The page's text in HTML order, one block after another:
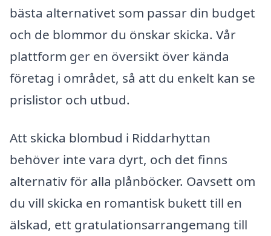
bästa alternativet som passar din budget
och de blommor du önskar skicka. Vår
plattform ger en översikt över kända
företag i området, så att du enkelt kan se
prislistor och utbud.
Att skicka blombud i Riddarhyttan
behöver inte vara dyrt, och det finns
alternativ för alla plånböcker. Oavsett om
du vill skicka en romantisk bukett till en
älskad, ett gratulationsarrangemang till